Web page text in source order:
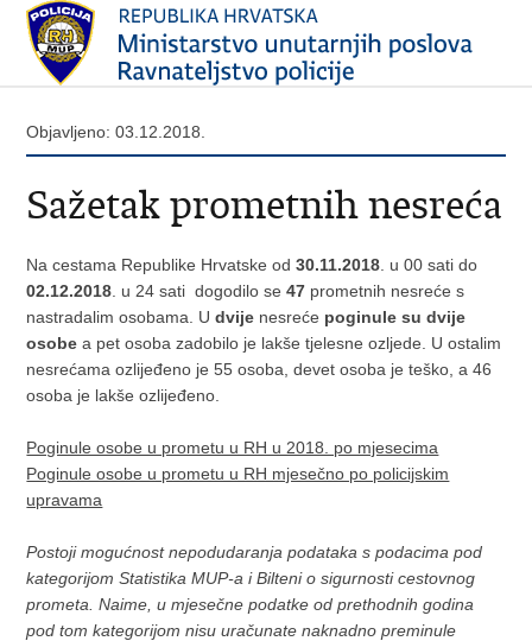
Objavljeno: 03.12.2018.
Sažetak prometnih nesreća
Na cestama Republike Hrvatske od30.11.2018 . u 00 sati do
02.12.2018 . u 24 sati dogodilo se47 prometnih nesreće s
nastradalim osobama. U dvije nesreće poginule su dvije
osobe a pet osoba zadobilo je lakše tjelesne ozljede. U ostalim
nesrećama ozlijeđeno je 55 osoba, devet osoba je teško, a 46
osoba je lakše ozlijeđeno.
Poginule osobe u prometu u RH u 2018. po mjesecima
Poginule osobe u prometu u RH mjesečno po policijskim
upravama
Postoji mogućnost nepodudaranja podataka s podacima pod
kategorijom Statistika MUP-a i Bilteni o sigurnosti cestovnog
prometa. Naime, u mjesečne podatke od prethodnih godina
pod tom kategorijom nisu uračunate naknadno preminule